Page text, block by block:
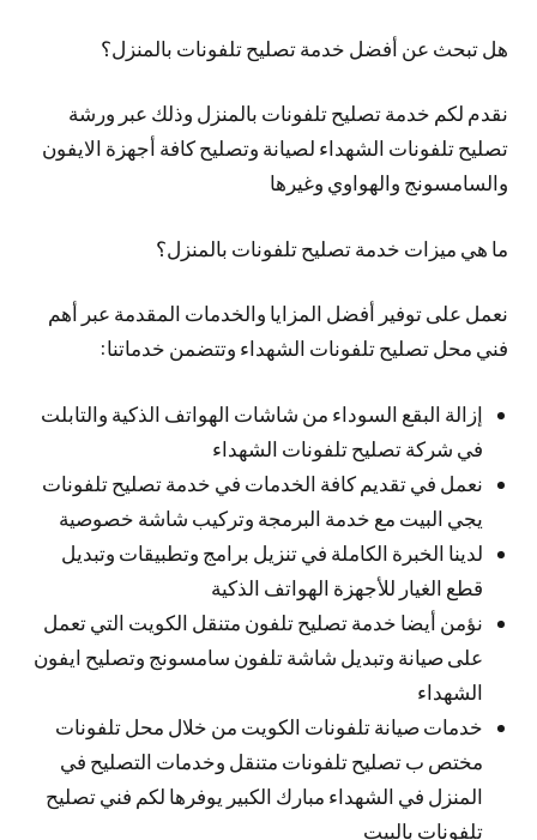
هل تبحث عن أفضل خدمة تصليح تلفونات بالمنزل؟
نقدم لكم خدمة تصليح تلفونات بالمنزل وذلك عبر ورشة
تصليح تلفونات الشهداء لصيانة وتصليح كافة أجهزة الايفون
والسامسونج والهواوي وغيرها
ما هي ميزات خدمة تصليح تلفونات بالمنزل؟
نعمل على توفير أفضل المزايا والخدمات المقدمة عبر أهم
فني محل تصليح تلفونات الشهداء وتتضمن خدماتنا:
إزالة البقع السوداء من شاشات الهواتف الذكية والتابلت
في شركة تصليح تلفونات الشهداء
نعمل في تقديم كافة الخدمات في خدمة تصليح تلفونات
يجي البيت مع خدمة البرمجة وتركيب شاشة خصوصية
لدينا الخبرة الكاملة في تنزيل برامج وتطبيقات وتبديل
قطع الغيار للأجهزة الهواتف الذكية
نؤمن أيضا خدمة تصليح تلفون متنقل الكويت التي تعمل
على صيانة وتبديل شاشة تلفون سامسونج وتصليح ايفون
الشهداء
خدمات صيانة تلفونات الكويت من خلال محل تلفونات
مختص ب تصليح تلفونات متنقل وخدمات التصليح في
المنزل في الشهداء مبارك الكبير يوفرها لكم فني تصليح
تلفونات بالبيت